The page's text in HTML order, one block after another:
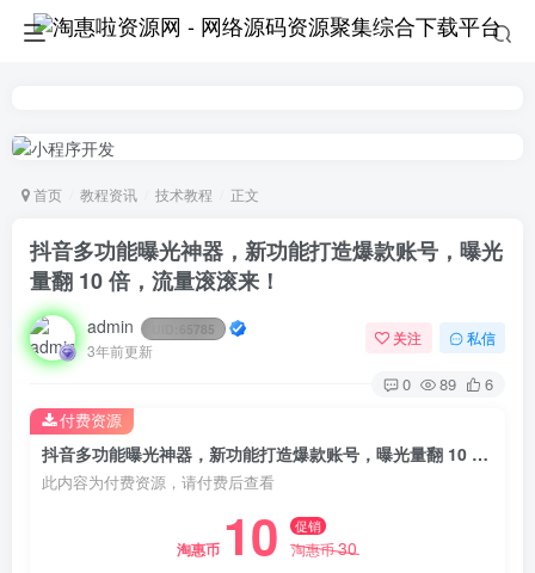
首页 教程资讯 技术教程 正文
抖音多功能曝光神器，新功能打造爆款账号，曝光
量翻 10 倍，流量滚滚来！
admin 65785
3年前更新
关注 私信
0 89 6
抖音多功能曝光神器，新功能打造爆款账号，曝光量翻 10 倍，流量滚滚来！
此内容为付费资源，请付费后查看
淘惠币 10 促销
淘惠币30
付费资源